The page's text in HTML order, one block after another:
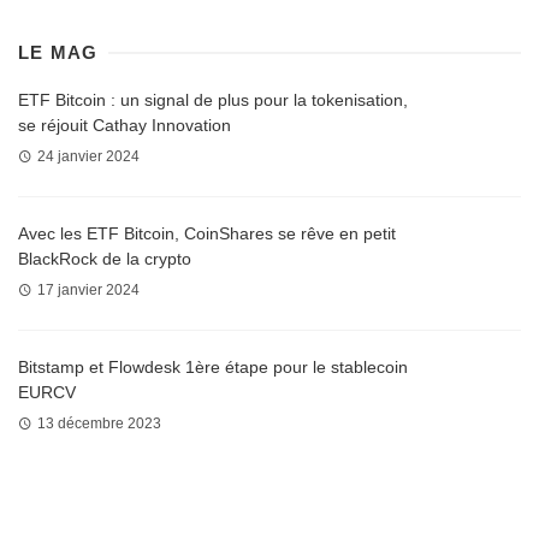
LE MAG
ETF Bitcoin : un signal de plus pour la tokenisation,
se réjouit Cathay Innovation
24 janvier 2024
Avec les ETF Bitcoin, CoinShares se rêve en petit
BlackRock de la crypto
17 janvier 2024
Bitstamp et Flowdesk 1ère étape pour le stablecoin
EURCV
13 décembre 2023